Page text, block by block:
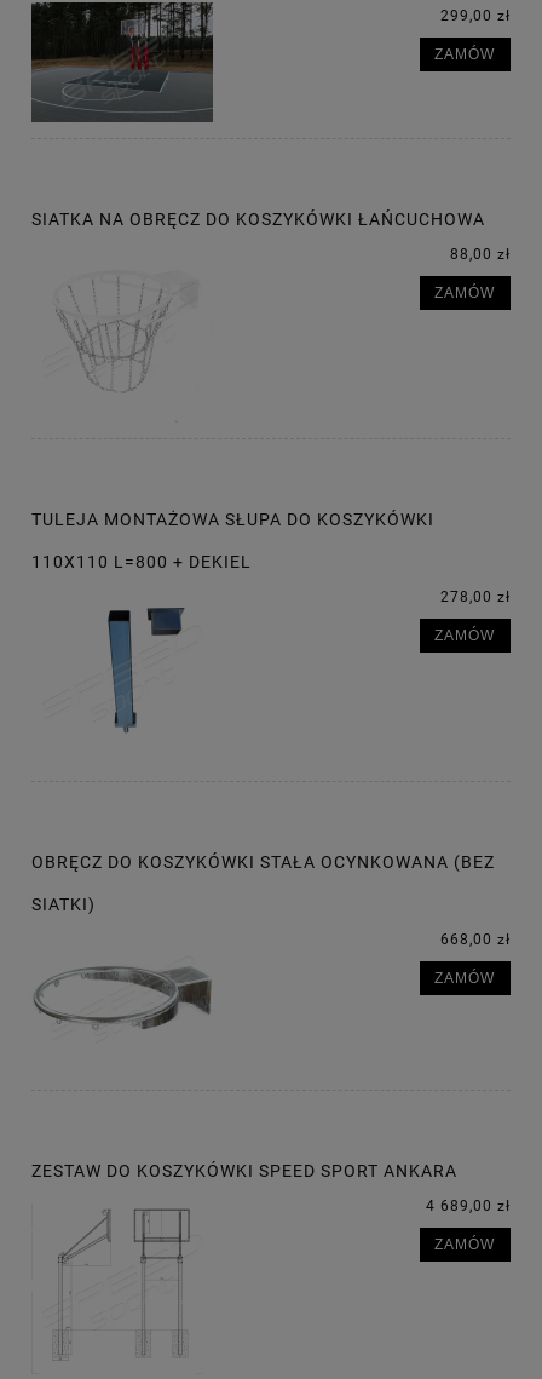
299,00 zł
ZAMÓW
SIATKA NA OBRĘCZ DO KOSZYKÓWKI ŁAŃCUCHOWA
88,00 zł
ZAMÓW
TULEJA MONTAŻOWA SŁUPA DO KOSZYKÓWKI
110X110 L=800 + DEKIEL
278,00 zł
ZAMÓW
OBRĘCZ DO KOSZYKÓWKI STAŁA OCYNKOWANA (BEZ
SIATKI)
668,00 zł
ZAMÓW
ZESTAW DO KOSZYKÓWKI SPEED SPORT ANKARA
4 689,00 zł
ZAMÓW